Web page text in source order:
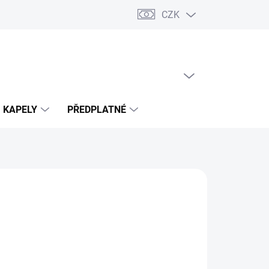
CZK
KAPELY PŘEDPLATNÉ